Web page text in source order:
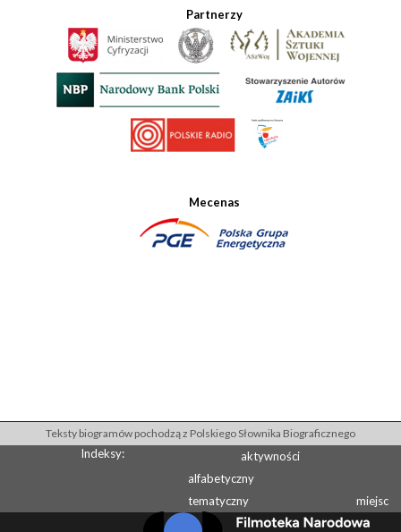
Partnerzy
Mecenas
Teksty biogramów pochodzą z Polskiego Słownika Biograficznego
Indeksy:
aktywności
alfabetyczny
tematyczny
miejsc